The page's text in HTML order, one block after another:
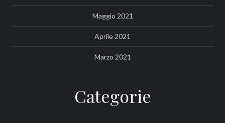
Maggio 2021
Aprile 2021
Marzo 2021
Categorie